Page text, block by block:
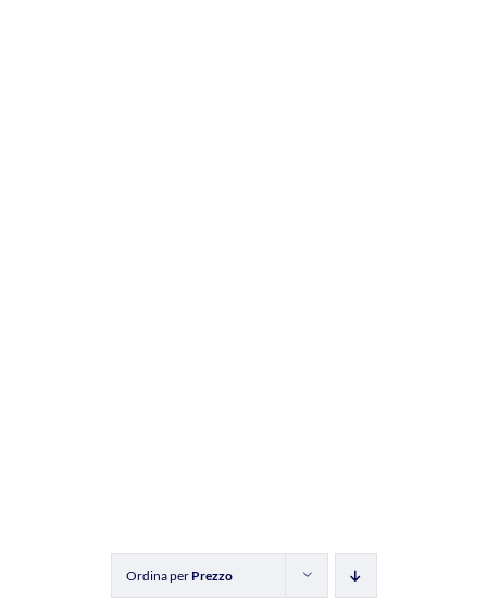
Ordina per Prezzo